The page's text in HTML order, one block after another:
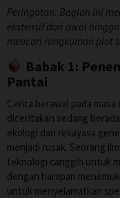
Peringatan: Bagian ini
ekstensif dari awal
mencari rangkuman plot
Babak 1:
Pantai
Cerita berawal pada
diceritakan sedang
ekologi dan rekayasa
menjadi rusak. Seorang
teknologi canggih untuk
dengan harapan
untuk menyelamatkan